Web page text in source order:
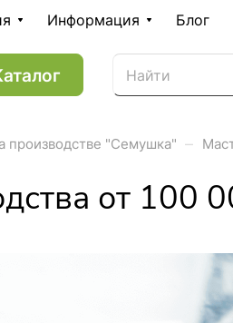
Информация Блог
производстве "Семушка" –
от 100